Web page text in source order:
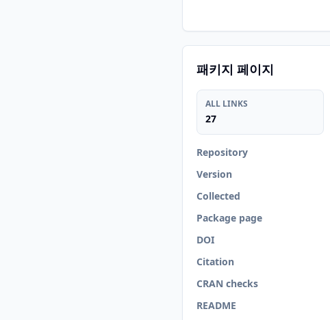
패키지 페이지
ALL LINKS
27
Repository
Version
Collected
Package page
DOI
Citation
CRAN checks
README